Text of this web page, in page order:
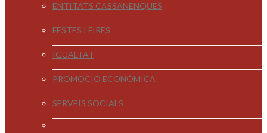
ENTITATS CASSANENQUES
FESTES I FIRES
IGUALTAT
PROMOCIÓ ECONÒMICA
SERVEIS SOCIALS